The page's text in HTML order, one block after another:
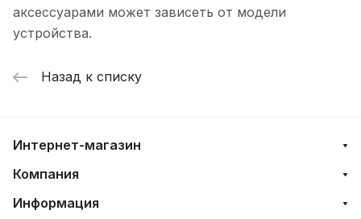
аксессуарами может зависеть от модели
устройства.
Назад к списку
Интернет-магазин
Компания
Информация